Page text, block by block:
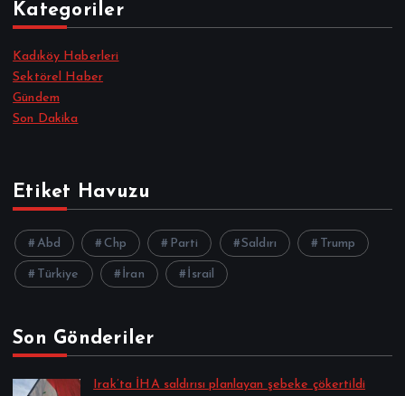
Kategoriler
Kadıköy Haberleri
Sektörel Haber
Gündem
Son Dakika
Etiket Havuzu
Abd Chp Parti Saldırı Trump
Türkiye İran İsrail
Son Gönderiler
Irak’ta İHA saldırısı planlayan şebeke çökertildi